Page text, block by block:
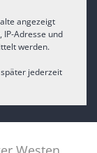
angezeigt
Adresse und
werden.
jederzeit